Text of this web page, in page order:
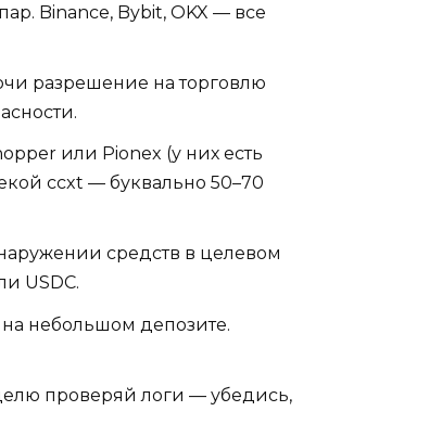
Binance, Bybit, OKX — все
разрешение на торговлю
или Pionex (у них есть
ccxt — буквально 50–70
средств в целевом
USDC.
небольшом депозите.
проверяй логи — убедись,